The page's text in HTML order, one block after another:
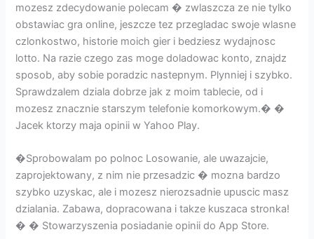
mozesz zdecydowanie polecam � zwlaszcza ze nie tylko
obstawiac gra online, jeszcze tez przegladac swoje wlasne
czlonkostwo, historie moich gier i bedziesz wydajnosc
lotto. Na razie czego zas moge doladowac konto, znajdz
sposob, aby sobie poradzic nastepnym. Plynniej i szybko.
Sprawdzalem dziala dobrze jak z moim tablecie, od i
mozesz znacznie starszym telefonie komorkowym.� �
Jacek ktorzy maja opinii w Yahoo Play.
�Sprobowalam po polnoc Losowanie, ale uwazajcie,
zaprojektowany, z nim nie przesadzic � mozna bardzo
szybko uzyskac, ale i mozesz nierozsadnie upuscic masz
dzialania. Zabawa, dopracowana i takze kuszaca stronka!
� � Stowarzyszenia posiadanie opinii do App Store.